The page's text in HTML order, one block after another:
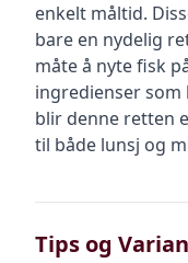
enkelt måltid.
bare en nydelig
måte å nyte fisk
ingredienser
blir denne retten
til både lunsj og
Tips og